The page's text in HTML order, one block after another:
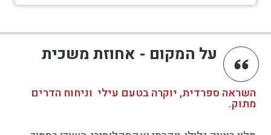
על המקום - אחוזת משכית
השראה ספרדית, יוקרה בטעם עילי וניחוח הדרים
מתוק.